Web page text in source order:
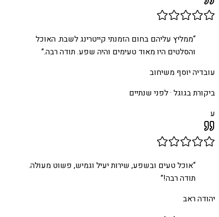
“ממליץ עליהם בחום הזמנתי קייטרינג לשבת. האוכל
והסלטים היו מאוד טעימים והיה שפע. תודה רבה.”
עובדיה יוסף משיחוב
ביקורת בגוגל ·לפני שנתיים
ע
“אוכל טעים ובשפע, שירות יעיל וגמיש, פשוט מעולה.
תודה רבה!”
יהודה ראב